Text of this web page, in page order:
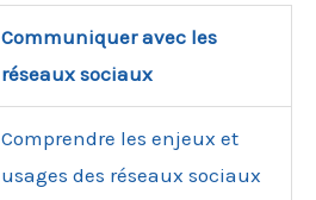
Communiquer avec les
réseaux sociaux
Comprendre les enjeux et
usages des réseaux sociaux